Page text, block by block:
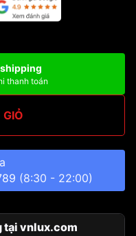
thanh toán
(8:30 - 22:00)
tại vnlux.com